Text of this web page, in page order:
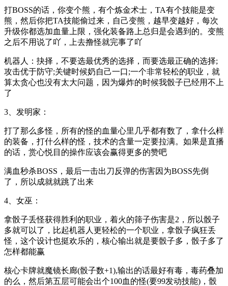
打BOSS的话，你变个熊，有个炼金术士，TA有个技能是变
熊，然后你把TA技能偷过来，自己变熊，越早变越好，每次
升级你都选加血量上限，强化装备路上总归是会遇到的。变熊
之后不用说了吖，上去撸怪就完事了吖
机器人：抉择，不要选最优秀的选择，而要选最正确的选择;
攻击优于防守;关键时候奶自己一口;一个非常轻松的职业，就
算太贪心也没有太大问题，因为爆炸的时候我骰子已经用不上
了
3、发明家：
打了那么多怪，所有的怪的血量心里几乎都有数了，拿什么样
的装备，打什么样的怪，技术的含量一定要拉满。如果是直播
的话，赏心悦目的操作应该会赢得更多的赞吧
满血秒杀BOSS，最后一击出刀反弹的伤害因为BOSS先倒
了，所以成就就跳了出来
4、女巫：
拿骰子丢怪获得胜利的职业，着火的筛子伤害是2，所以骰子
多就可以了，比起机器人更轻松的一个职业，拿骰子疯狂丢
怪，这个设计也挺欢乐的，核心输出就是要骰子多，骰子多了
怎样都能赢
核心卡牌就魔镜长廊(骰子数+1),输出的话最好有毒，毒药叠加
的么，然后第五层可能会出个100血的怪(要99发动技能)，骰